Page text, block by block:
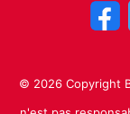
© 2026 Copyright